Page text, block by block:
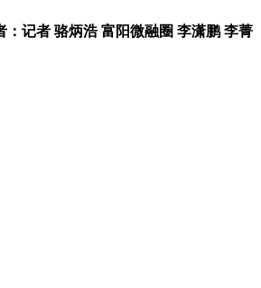
：记者 骆炳浩 富阳微融圈 李潇鹏 李菁